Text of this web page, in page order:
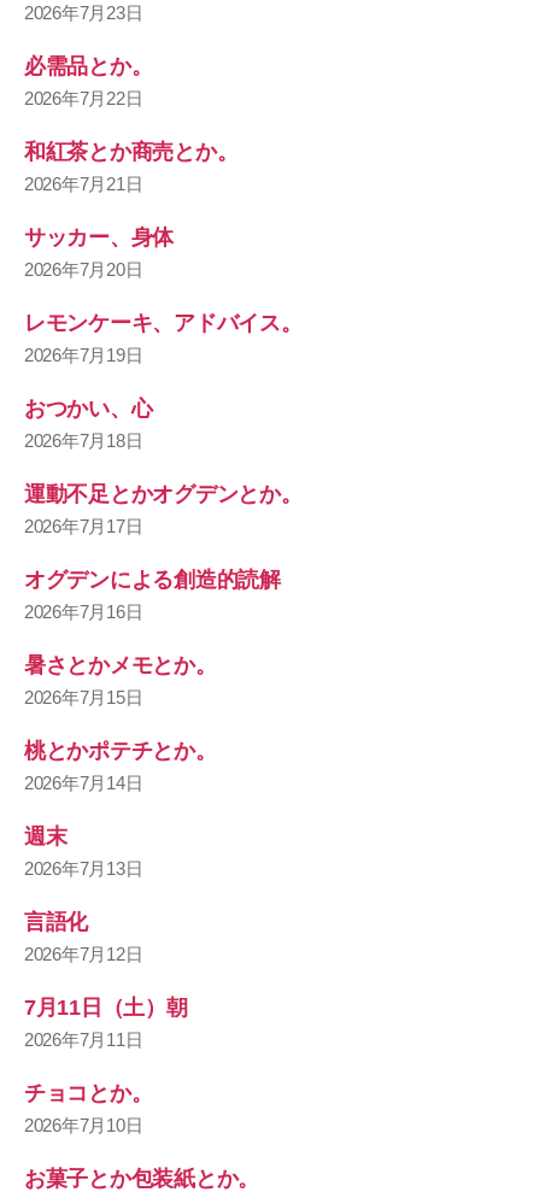
2026年7月23日
必需品とか。
2026年7月22日
和紅茶とか商売とか。
2026年7月21日
サッカー、身体
2026年7月20日
レモンケーキ、アドバイス。
2026年7月19日
おつかい、心
2026年7月18日
運動不足とかオグデンとか。
2026年7月17日
オグデンによる創造的読解
2026年7月16日
暑さとかメモとか。
2026年7月15日
桃とかポテチとか。
2026年7月14日
週末
2026年7月13日
言語化
2026年7月12日
7月11日（土）朝
2026年7月11日
チョコとか。
2026年7月10日
お菓子とか包装紙とか。